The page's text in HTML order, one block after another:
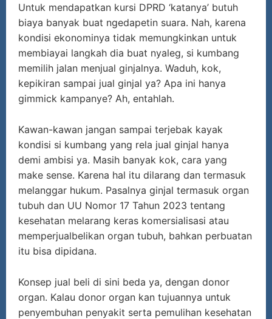
Untuk mendapatkan kursi DPRD ‘katanya’ butuh
biaya banyak buat ngedapetin suara. Nah, karena
kondisi ekonominya tidak memungkinkan untuk
membiayai langkah dia buat nyaleg, si kumbang
memilih jalan menjual ginjalnya. Waduh, kok,
kepikiran sampai jual ginjal ya? Apa ini hanya
gimmick kampanye? Ah, entahlah.
Kawan-kawan jangan sampai terjebak kayak
kondisi si kumbang yang rela jual ginjal hanya
demi ambisi ya. Masih banyak kok, cara yang
make sense. Karena hal itu dilarang dan termasuk
melanggar hukum. Pasalnya ginjal termasuk organ
tubuh dan UU Nomor 17 Tahun 2023 tentang
kesehatan melarang keras komersialisasi atau
memperjualbelikan organ tubuh, bahkan perbuatan
itu bisa dipidana.
Konsep jual beli di sini beda ya, dengan donor
organ. Kalau donor organ kan tujuannya untuk
penyembuhan penyakit serta pemulihan kesehatan